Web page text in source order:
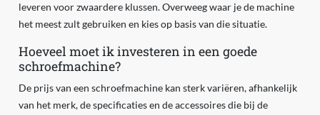
leveren voor zwaardere klussen. Overweeg waar je de machine
het meest zult gebruiken en kies op basis van die situatie.
Hoeveel moet ik investeren in een goede
schroefmachine?
De prijs van een schroefmachine kan sterk variëren, afhankelijk
van het merk, de specificaties en de accessoires die bij de